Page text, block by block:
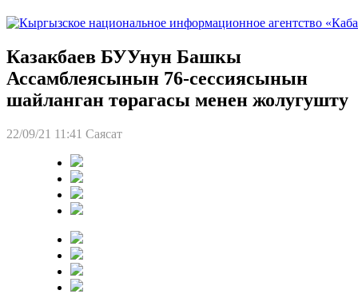
Казакбаев БУУнун Башкы
Ассамблеясынын 76-сессиясынын
шайланган төрагасы менен жолугушту
22/09/21 11:41 Саясат